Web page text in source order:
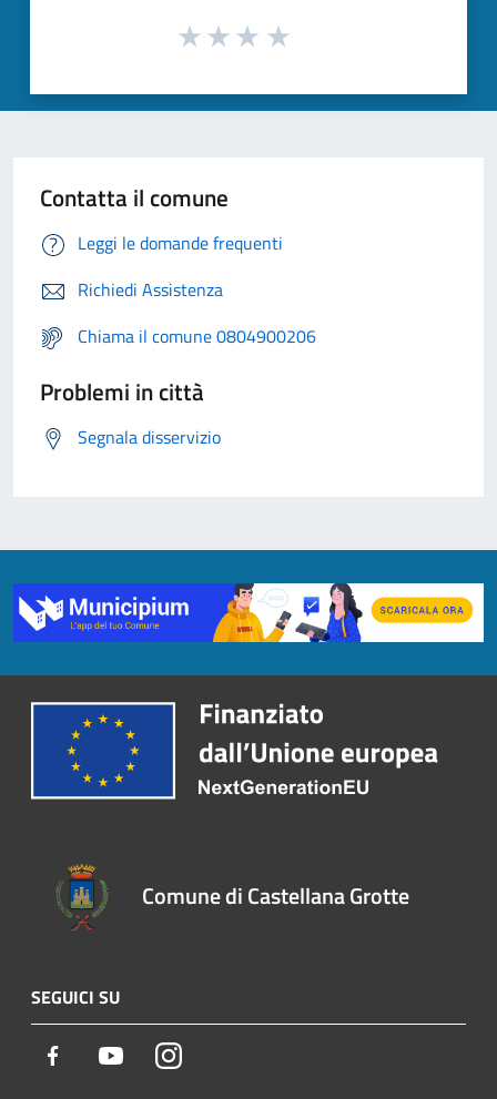
Contatta il comune
Leggi le domande frequenti
Richiedi Assistenza
Chiama il comune 0804900206
Problemi in città
Segnala disservizio
Comune di Castellana Grotte
SEGUICI SU
Facebook YoutubeInstagram